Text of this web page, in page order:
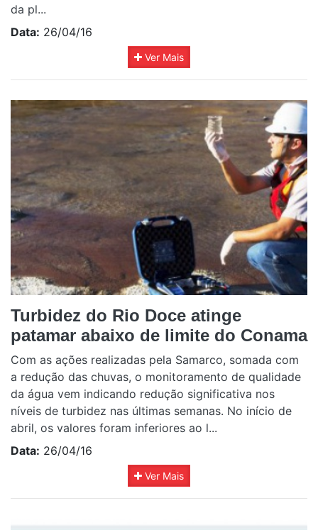
da pl...
Data: 26/04/16
Ver Mais
Turbidez do Rio Doce atinge
patamar abaixo de limite do Conama
Com as ações realizadas pela Samarco, somada com
a redução das chuvas, o monitoramento de qualidade
da água vem indicando redução significativa nos
níveis de turbidez nas últimas semanas. No início de
abril, os valores foram inferiores ao l...
Data: 26/04/16
Ver Mais